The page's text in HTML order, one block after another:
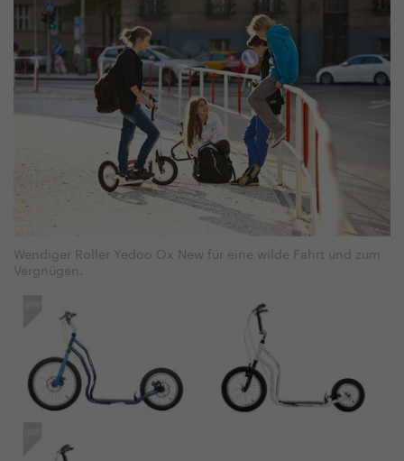
Wendiger Roller Yedoo Ox New für eine wilde Fahrt und zum
Vergnügen.